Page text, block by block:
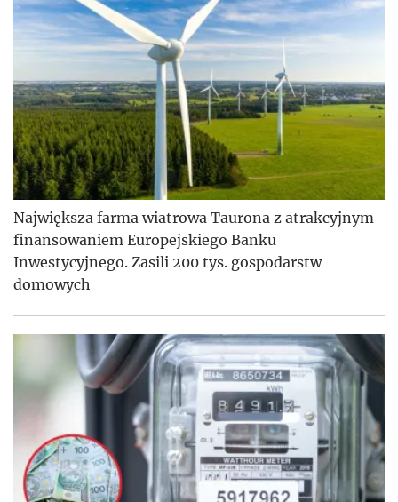
Największa farma wiatrowa Taurona z atrakcyjnym
finansowaniem Europejskiego Banku
Inwestycyjnego. Zasili 200 tys. gospodarstw
domowych